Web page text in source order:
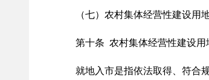
（七）农村集体经营性建设用地
第十条 农村集体经营性建设用
就地入市是指依法取得、符合规